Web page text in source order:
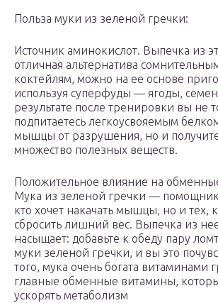
Польза муки из зеленой гречки:
Источник аминокислот. Выпечка из
отличная альтернатива
коктейлям, можно на ее основе
используя суперфуды — ягоды,
результате после тренировки вы не
подпитаетесь легкоусвояемым
мышцы от разрушения, но и
множество полезных веществ.
Положительное влияние на
Мука из зеленой гречки — помощник
кто хочет накачать мышцы, но и тех,
сбросить лишний вес. Выпечка из
насыщает: добавьте к обеду пару
муки зеленой гречки, и вы это
того, мука очень богата витаминами
главные обменные витамины,
ускорять метаболизм